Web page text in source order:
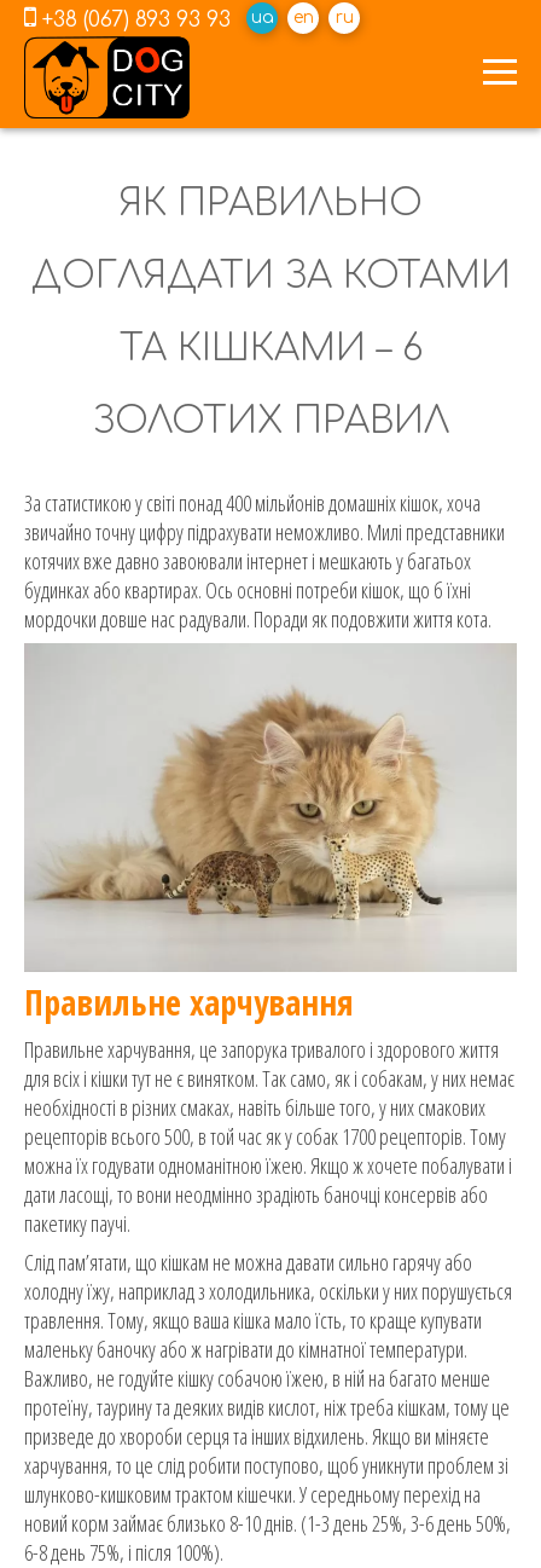
+38 (067) 893 93 93 ua en ru
ЯК ПРАВИЛЬНО
ДОГЛЯДАТИ ЗА КОТАМИ
ТА КІШКАМИ – 6
ЗОЛОТИХ ПРАВИЛ
За статистикою у світі понад 400 мільйонів домашніх кішок, хоча
звичайно точну цифру підрахувати неможливо. Милі представники
котячих вже давно завоювали інтернет і мешкають у багатьох
будинках або квартирах. Ось основні потреби кішок, що б їхні
мордочки довше нас радували. Поради як подовжити життя кота.
Правильне харчування
Правильне харчування, це запорука тривалого і здорового життя
для всіх і кішки тут не є винятком. Так само, як і собакам, у них немає
необхідності в різних смаках, навіть більше того, у них смакових
рецепторів всього 500, в той час як у собак 1700 рецепторів. Тому
можна їх годувати одноманітною їжею. Якщо ж хочете побалувати і
дати ласощі, то вони неодмінно зрадіють баночці консервів або
пакетику паучі.
Слід пам’ятати, що кішкам не можна давати сильно гарячу або
холодну їжу, наприклад з холодильника, оскільки у них порушується
травлення. Тому, якщо ваша кішка мало їсть, то краще купувати
маленьку баночку або ж нагрівати до кімнатної температури.
Важливо, не годуйте кішку собачою їжею, в ній на багато менше
протеїну, таурину та деяких видів кислот, ніж треба кішкам, тому це
призведе до хвороби серця та інших відхилень. Якщо ви міняєте
харчування, то це слід робити поступово, щоб уникнути проблем зі
шлунково-кишковим трактом кішечки. У середньому перехід на
новий корм займає близько 8-10 днів. (1-3 день 25%, 3-6 день 50%,
6-8 день 75%, і після 100%).